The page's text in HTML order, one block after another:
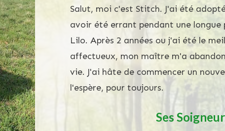
Salut, moi c'est Stitch. J'ai été
avoir été errant pendant une longue
Lilo. Après 2 années ou j'ai été le
affectueux, mon maître m'a
vie. J'ai hâte de commencer un
l'espère, pour toujours.
Ses